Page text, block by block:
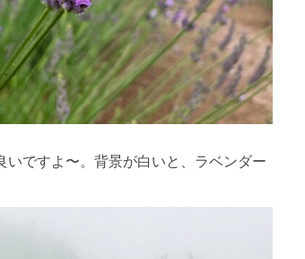
ですよ〜。背景が白いと、ラベンダー